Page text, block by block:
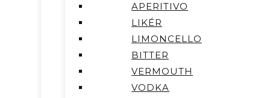
APERITIVO
LIKÉR
LIMONCELLO
BITTER
VERMOUTH
VODKA